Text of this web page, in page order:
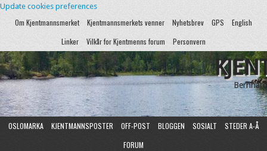
Update cookies preferences
Om Kjentmannsmerket Kjentmannsmerkets venner Nyhetsbrev GPS
English
Linker
Vilkår for Kjentmenns forum Personvern
OSLOMARKA KJENTMANNSPOSTER OFF-POST BLOGGEN SOSIALT
STEDER A-Å
FORUM